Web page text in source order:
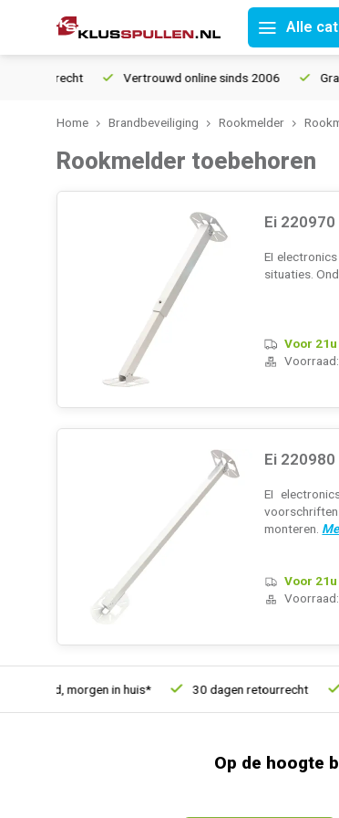
Alle
retourrecht Vertrouwd online sinds 2006 Gratis
Home Brandbeveiliging Rookmelder
Rookmelder toebehoren
Ei
EI
situaties.
Voor
Voorraad:
Ei
EI
monteren.
Voor
Voorraad:
besteld, morgen in huis* 30 dagen retourrecht
Op de hoogte